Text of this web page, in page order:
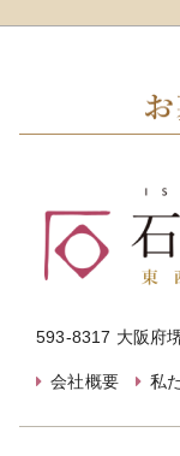
593-8317 大阪府
会社概要 私